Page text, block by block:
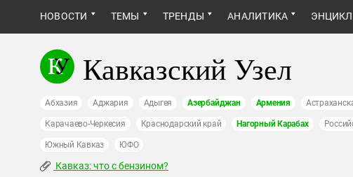
НОВОСТИ ТЕМЫ ТРЕНДЫ АНАЛИТИКА
Кавказский Узел
Абхазия Аджария Адыгея Азербайджан Армения
Карачаево-Черкесия Краснодарский край Нагорный Карабах
Южный Кавказ ЮФО
Кавказ: что с бензином?